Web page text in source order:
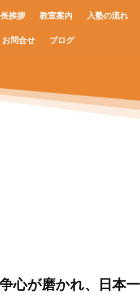
挨拶 教室案内 入塾の流れ
お問合せ ブログ
心が磨かれ、
日本